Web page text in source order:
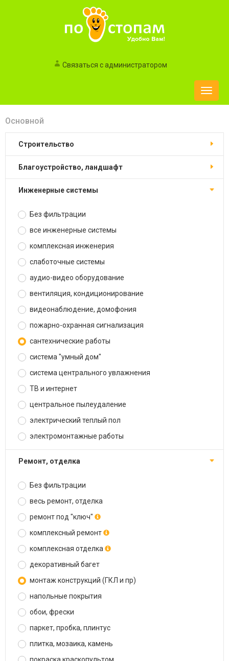
Связаться с администратором
Toggle
Основной
строительство
благоустройство, ландшафт
инженерные системы
Без фильтрации
все инженерные системы
комплексная инженерия
слаботочные системы
аудио-видео оборудование
вентиляция, кондиционирование
видеонаблюдение, домофония
пожарно-охранная сигнализация
сантехнические работы
система "умный дом"
система центрального увлажнения
ТВ и интернет
центральное пылеудаление
электрический теплый пол
электромонтажные работы
ремонт, отделка
Без фильтрации
весь ремонт, отделка
ремонт под "ключ"
комплексный ремонт
комплексная отделка
декоративный багет
монтаж конструкций (ГКЛ и пр)
напольные покрытия
обои, фрески
паркет, пробка, плинтус
плитка, мозаика, камень